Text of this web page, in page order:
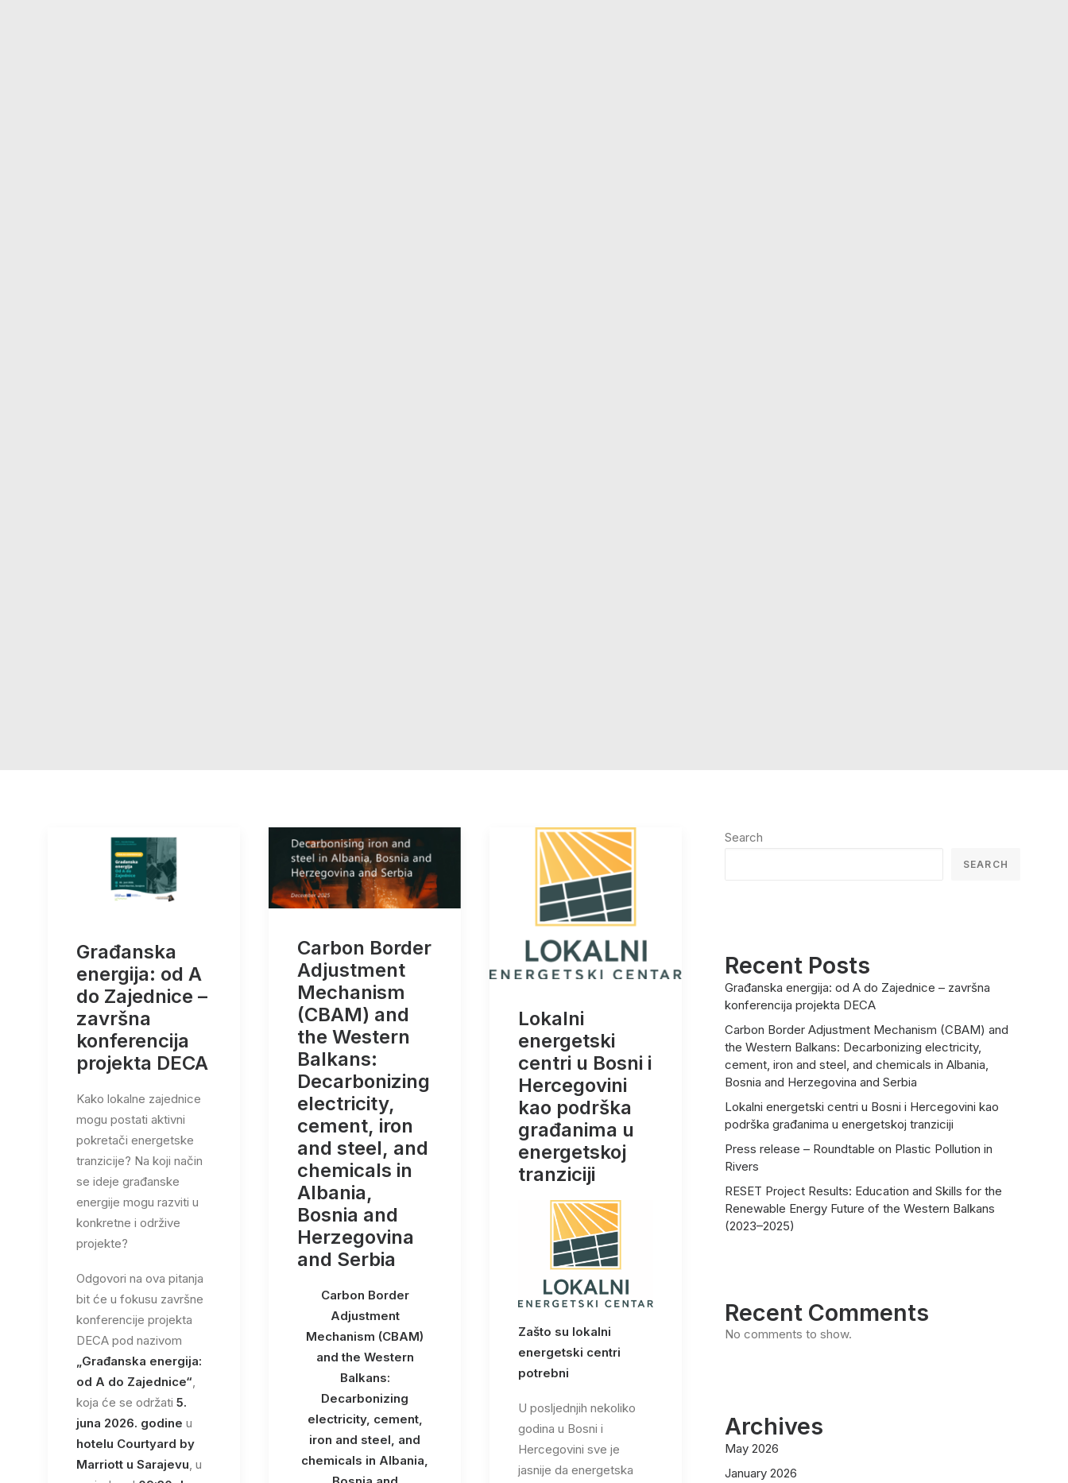
Građanska
energija: od A
do Zajednice –
završna
konferencija
projekta DECA
Kako lokalne zajednice
mogu postati aktivni
pokretači energetske
tranzicije? Na koji način
se ideje građanske
energije mogu razviti u
konkretne i održive
projekte?
Odgovori na ova pitanja
bit će u fokusu završne
konferencije projekta
DECA pod nazivom
„Građanska energija:
od A do Zajednice“,
koja će se održati 5.
juna 2026. godine u
hotelu Courtyard by
Marriott u Sarajevu, u
Carbon Border
Adjustment
Mechanism
(CBAM) and
the Western
Balkans:
Decarbonizing
electricity,
cement, iron
and steel, and
chemicals in
Albania,
Bosnia and
Herzegovina
and Serbia
Carbon Border
Adjustment
Mechanism (CBAM)
and the Western
Balkans:
Decarbonizing
electricity, cement,
iron and steel, and
chemicals in Albania,
Lokalni
energetski
centri u Bosni i
Hercegovini
kao podrška
građanima u
energetskoj
tranziciji
Zašto su lokalni
energetski centri
potrebni
U posljednjih nekoliko
godina u Bosni i
Hercegovini sve je
jasnije da energetska
Search
SEARCH
Recent Posts
Građanska energija: od A do Zajednice – završna
konferencija projekta DECA
Carbon Border Adjustment Mechanism (CBAM) and
the Western Balkans: Decarbonizing electricity,
cement, iron and steel, and chemicals in Albania,
Bosnia and Herzegovina and Serbia
Lokalni energetski centri u Bosni i Hercegovini kao
podrška građanima u energetskoj tranziciji
Press release – Roundtable on Plastic Pollution in
Rivers
RESET Project Results: Education and Skills for the
Renewable Energy Future of the Western Balkans
(2023–2025)
Recent Comments
No comments to show.
Archives
May 2026
January 2026